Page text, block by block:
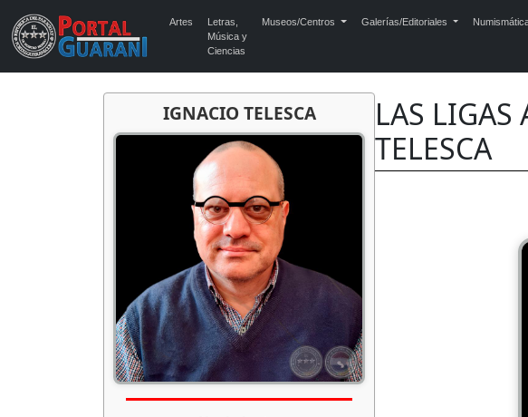
Artes
Letras,
Música y
Ciencias
Museos/Centros Galerías/Editoriales
IGNACIO TELESCA
LAS LIGAS
TELESCA